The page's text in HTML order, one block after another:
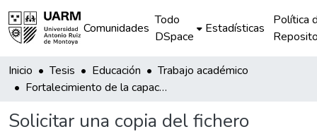
Comunidades
Todo
DSpace
Estadísticas
Política
Inicio Tesis Educación
Trabajo académico
Fortalecimiento de la capacidad pedagógica del docente en uso de las TIC como recurso educativo en la IE Miguel Grau Seminario de Triunfo -2017
Solicitar una copia del fichero